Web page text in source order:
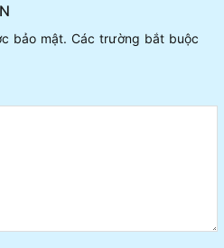
bảo mật. Các trường bắt buộc